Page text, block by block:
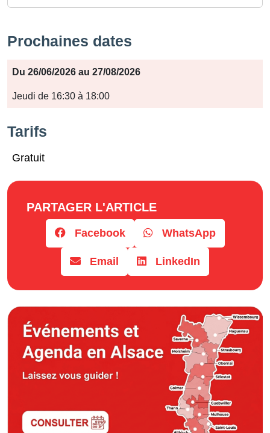
Prochaines dates
Période
Jours
Du 26/06/2026 au 27/08/2026
Jeudi de 16:30 à 18:00
Tarifs
Gratuit
PARTAGER L'ARTICLE
Facebook WhatsApp
Email LinkedIn